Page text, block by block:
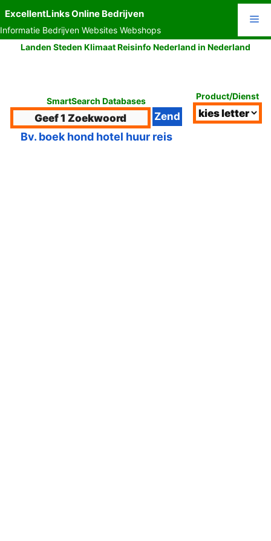
naar
de
inhoud
ExcellentLinks Online Bedrijven
Informatie Bedrijven Websites Webshops
Landen Steden Klimaat Reisinfo Nederland in Nederland
SmartSearch Databases
Bv. boek hond hotel huur reis
Product/Dienst